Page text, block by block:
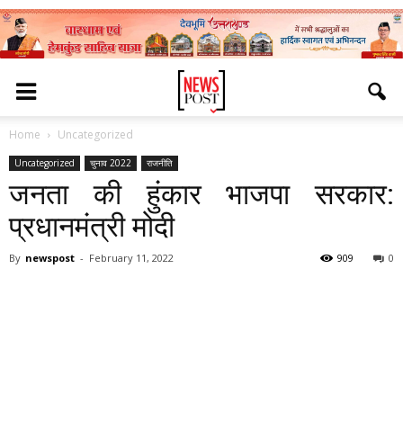
Home Uncategorized
Uncategorized चुनाव 2022 राजनीति
जनता की हुंकार भाजपा सरकार:
प्रधानमंत्री मोदी
By newspost - February 11, 2022 0
909